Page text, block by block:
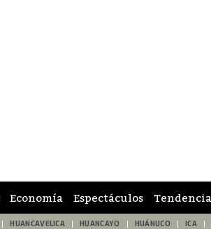
Economía Espectáculos Tendencia
HUANCAVELICA HUANCAYO HUÁNUCO ICA